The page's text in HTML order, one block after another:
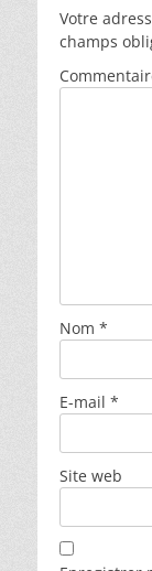
Votre
champs
Nom *
E-mail *
Site web